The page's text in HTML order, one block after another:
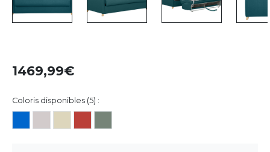
1469,99
Coloris disponibles (5) :